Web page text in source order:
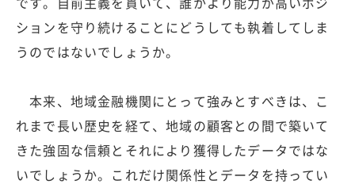
ションを守り続けることにどうしても執着してしま
うのではないでしょうか。
本来、地域金融機関にとって強みとすべきは、こ
れまで長い歴史を経て、地域の顧客との間で築いて
きた強固な信頼とそれにより獲得したデータではな
いでしょうか。これだけ関係性とデータを持ってい